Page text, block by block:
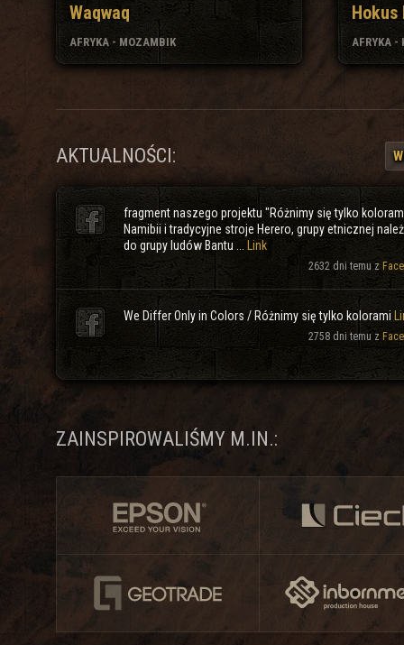
Waqwaq
AFRYKA - MOZAMBIK
Hokus
AFRYKA -
AKTUALNOŚCI:
fragment naszego projektu "Różnimy się tylko
Namibii i tradycyjne stroje Herero, grupy etnicznej
do grupy ludów Bantu ... Link
2632 dni temu z
We Differ Only in Colors / Różnimy się tylko kolorami
2758 dni temu z
ZAINSPIROWALIŚMY M.IN.: